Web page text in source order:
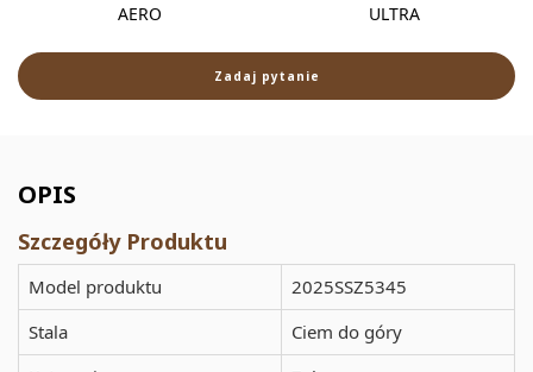
AERO
ULTRA
Zadaj pytanie
OPIS
Szczegóły Produktu
Model produktu
2025SSZ5345
Stala
Ciem do góry